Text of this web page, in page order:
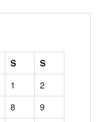
S
S
1
2
8
9